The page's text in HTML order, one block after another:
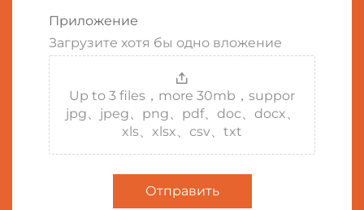
Приложение
Загрузите хотя бы одно вложение
Up to 3 files，more 30mb，suppor
jpg、jpeg、png、pdf、doc、docx、
xls、xlsx、csv、txt
Отправить